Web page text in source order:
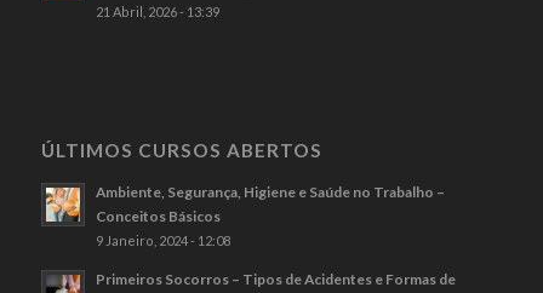
21 Abril, 2026 - 13:39
ÚLTIMOS CURSOS ABERTOS
Ambiente, Segurança, Higiene e Saúde no Trabalho –
Conceitos Básicos
9 Janeiro, 2024 - 12:08
Primeiros Socorros – Tipos de Acidentes e Formas de